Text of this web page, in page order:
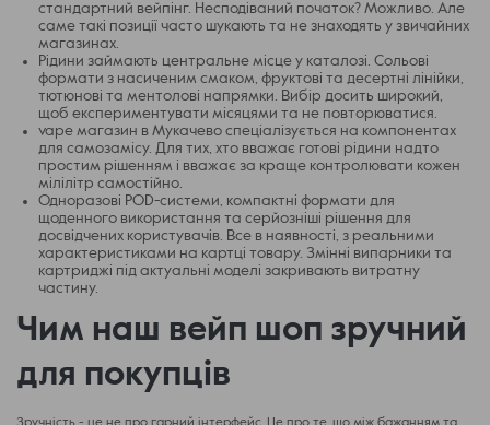
стандартний вейпінг. Несподіваний початок? Можливо. Але
саме такі позиції часто шукають та не знаходять у звичайних
магазинах.
Рідини займають центральне місце у каталозі. Сольові
формати з насиченим смаком, фруктові та десертні лінійки,
тютюнові та ментолові напрямки. Вибір досить широкий,
щоб експериментувати місяцями та не повторюватися.
vape магазин в Мукачево спеціалізується на компонентах
для самозамісу. Для тих, хто вважає готові рідини надто
простим рішенням і вважає за краще контролювати кожен
мілілітр самостійно.
Одноразові POD-системи, компактні формати для
щоденного використання та серйозніші рішення для
досвідчених користувачів. Все в наявності, з реальними
характеристиками на картці товару. Змінні випарники та
картриджі під актуальні моделі закривають витратну
частину.
Чим наш вейп шоп зручний
для покупців